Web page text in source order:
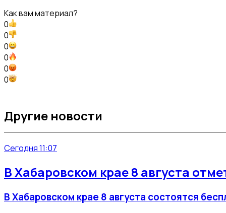
Как вам материал?
0
0
0
0
0
0
Другие новости
Сегодня 11:07
В Хабаровском крае 8 августа
В Хабаровском крае 8 августа состоятся